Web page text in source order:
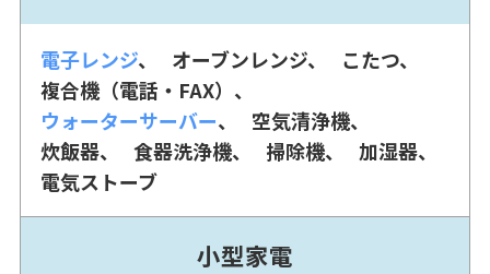
電子レンジ オーブンレンジ
こたつ
複合機（電話・FAX）
ウォーターサーバー
空気清浄機
炊飯器
食器洗浄機 掃除機
加湿器
電気ストーブ
小型家電